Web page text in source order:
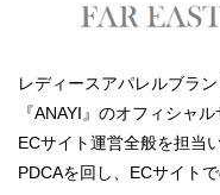
レディースアパレルブラン
『ANAYI』のオフィシャル
ECサイト運営全般を担当
PDCAを回し、ECサイト